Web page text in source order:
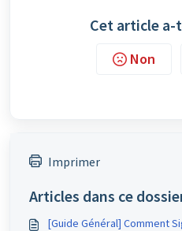
Cet article
Non
Imprimer
Articles dans ce
[Guide Général] Comment